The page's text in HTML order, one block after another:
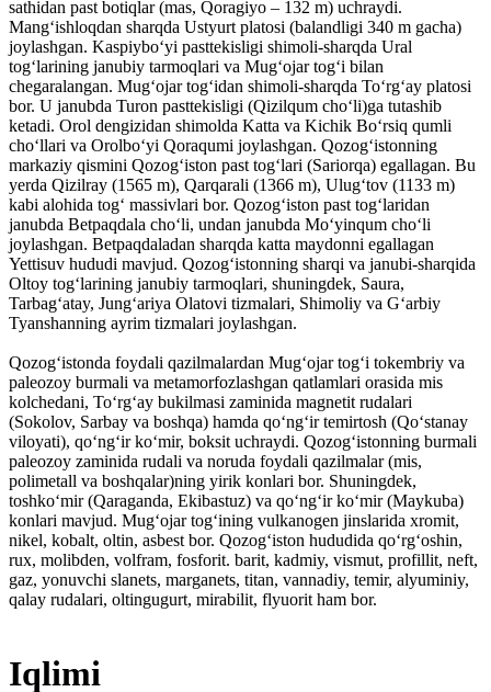
sathidan past botiqlar (mas, Qoragiyo – 132 m) uchraydi.
Mangʻishloqdan sharqda Ustyurt platosi (balandligi 340 m gacha)
joylashgan. Kaspiyboʻyi pasttekisligi shimoli-sharqda Ural
togʻlarining janubiy tarmoqlari va Mugʻojar togʻi bilan
chegaralangan. Mugʻojar togʻidan shimoli-sharqda Toʻrgʻay platosi
bor. U janubda Turon pasttekisligi (Qizilqum choʻli)ga tutashib
ketadi. Orol dengizidan shimolda Katta va Kichik Boʻrsiq qumli
choʻllari va Orolboʻyi Qoraqumi joylashgan. Qozogʻistonning
markaziy qismini Qozogʻiston past togʻlari (Sariorqa) egallagan. Bu
yerda Qizilray (1565 m), Qarqarali (1366 m), Ulugʻtov (1133 m)
kabi alohida togʻ massivlari bor. Qozogʻiston past togʻlaridan
janubda Betpaqdala choʻli, undan janubda Moʻyinqum choʻli
joylashgan. Betpaqdaladan sharqda katta maydonni egallagan
Yettisuv hududi mavjud. Qozogʻistonning sharqi va janubi-sharqida
Oltoy togʻlarining janubiy tarmoqlari, shuningdek, Saura,
Tarbagʻatay, Jungʻariya Olatovi tizmalari, Shimoliy va Gʻarbiy
Tyanshanning ayrim tizmalari joylashgan.
Qozogʻistonda foydali qazilmalardan Mugʻojar togʻi tokembriy va
paleozoy burmali va metamorfozlashgan qatlamlari orasida mis
kolchedani, Toʻrgʻay bukilmasi zaminida magnetit rudalari
(Sokolov, Sarbay va boshqa) hamda qoʻngʻir temirtosh (Qoʻstanay
viloyati), qoʻngʻir koʻmir, boksit uchraydi. Qozogʻistonning burmali
paleozoy zaminida rudali va noruda foydali qazilmalar (mis,
polimetall va boshqalar)ning yirik konlari bor. Shuningdek,
toshkoʻmir (Qaraganda, Ekibastuz) va qoʻngʻir koʻmir (Maykuba)
konlari mavjud. Mugʻojar togʻining vulkanogen jinslarida xromit,
nikel, kobalt, oltin, asbest bor. Qozogʻiston hududida qoʻrgʻoshin,
rux, molibden, volfram, fosforit. barit, kadmiy, vismut, profillit, neft,
gaz, yonuvchi slanets, marganets, titan, vannadiy, temir, alyuminiy,
qalay rudalari, oltingugurt, mirabilit, flyuorit ham bor.
Iqlimi